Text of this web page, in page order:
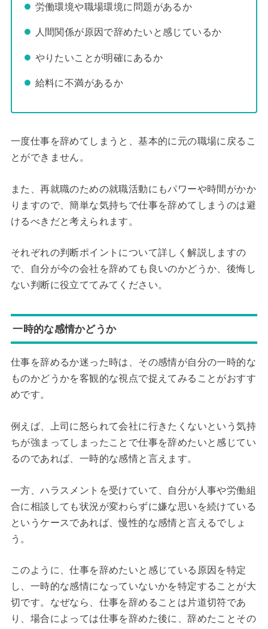
労働環境や職場環境に問題があるか
人間関係が原因で辞めたいと感じているか
やりたいことが明確にあるか
給料に不満があるか
一度仕事を辞めてしまうと、基本的に元の職場に戻るこ
とができません。
また、再就職のための就職活動にもパワーや時間がかか
りますので、簡単な気持ちで仕事を辞めてしまうのは避
けるべきだと考えられます。
それぞれの判断ポイントについて詳しく解説しますの
で、自分が今の会社を辞めても良いのかどうか、後悔し
ない判断に役立ててみてください。
一時的な感情かどうか
仕事を辞めるか迷った時は、その感情が自分の一時的な
ものかどうかを客観的な視点で捉えてみることがおすす
めです。
例えば、上司に怒られて会社に行きたくないという気持
ちが強まってしまったことで仕事を辞めたいと感じてい
るのであれば、一時的な感情と言えます。
一方、ハラスメントを受けていて、自分が人事や労働組
合に相談しても状況が変わらずに嫌な思いを続けている
というケースであれば、慢性的な感情と言えるでしょ
う。
このように、仕事を辞めたいと感じている原因を特定
し、一時的な感情になっていないかを特定することが大
切です。なぜなら、仕事を辞めることは片道切符であ
り、場合によっては仕事を辞めた後に、辞めたことその